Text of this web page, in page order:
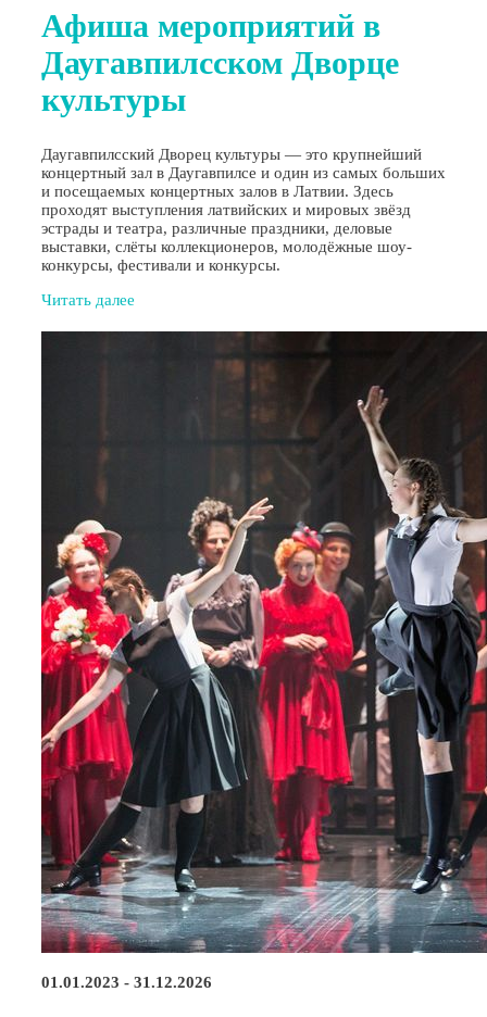
Афиша мероприятий в
Даугавпилсском Дворце
культуры
Даугавпилсский Дворец культуры — это крупнейший
концертный зал в Даугавпилсе и один из самых больших
и посещаемых концертных залов в Латвии. Здесь
проходят выступления латвийских и мировых звёзд
эстрады и театра, различные праздники, деловые
выставки, слёты коллекционеров, молодёжные шоу-
конкурсы, фестивали и конкурсы.
Читать далее
01.01.2023 - 31.12.2026